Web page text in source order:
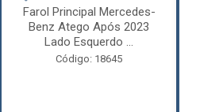
Farol Principal Mercedes-
Benz Atego Após 2023
Lado Esquerdo ...
Código: 18645